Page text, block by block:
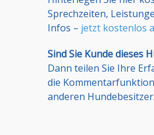
Sprechzeiten,
Infos – jetzt kostenlos
Sind Sie Kunde dieses
Dann teilen Sie Ihre
die
anderen